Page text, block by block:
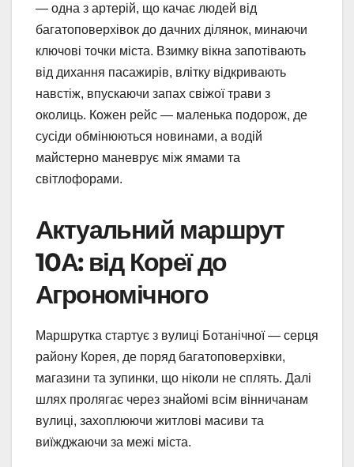
— одна з артерій, що качає людей від
багатоповерхівок до дачних ділянок, минаючи
ключові точки міста. Взимку вікна запотівають
від дихання пасажирів, влітку відкривають
навстіж, впускаючи запах свіжої трави з
околиць. Кожен рейс — маленька подорож, де
сусіди обмінюються новинами, а водій
майстерно маневрує між ямами та
світлофорами.
Актуальний маршрут
10А: від Кореї до
Агрономічного
Маршрутка стартує з вулиці Ботанічної — серця
району Корея, де поряд багатоповерхівки,
магазини та зупинки, що ніколи не сплять. Далі
шлях пролягає через знайомі всім вінничанам
вулиці, захоплюючи житлові масиви та
виїжджаючи за межі міста.